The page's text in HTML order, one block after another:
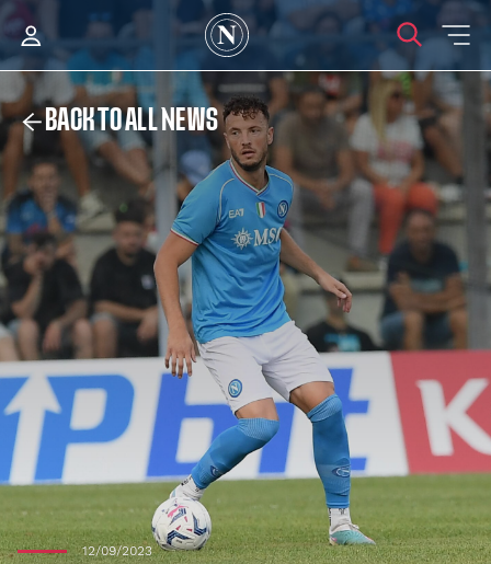
BACK TO ALL NEWS
12/09/2023